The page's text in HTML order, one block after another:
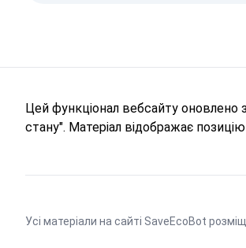
Цей функціонал вебсайту оновлено
стану". Матеріал відображає
Усі матеріали на сайті SaveEcoBot